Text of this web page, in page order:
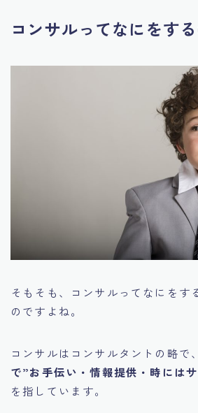
コンサルってなにをす
そもそも、コンサルってなにをす
のですよね。
コンサルはコンサルタントの略で
で”お手伝い・情報提供・時には
を指しています。